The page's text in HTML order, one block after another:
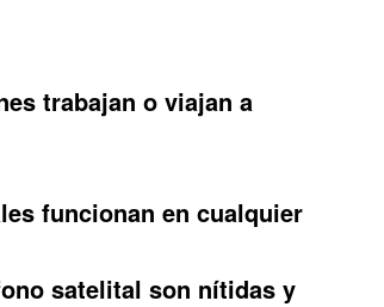
trabajan o viajan a
funcionan en cualquier
satelital son nítidas y